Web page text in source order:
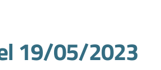
19/05/2023